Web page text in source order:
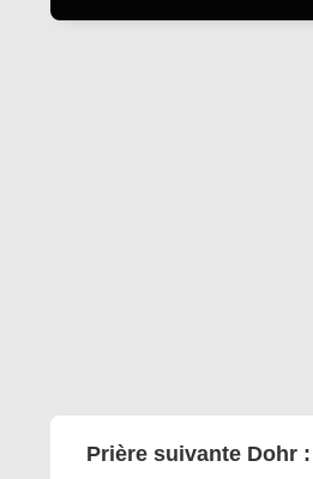
Prière suivante Dohr :